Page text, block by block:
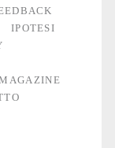
IPOTESI